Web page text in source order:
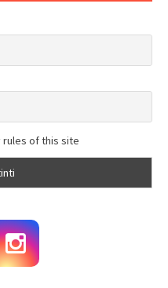
rules of this site